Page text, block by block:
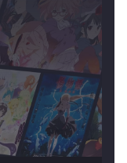
плеер!